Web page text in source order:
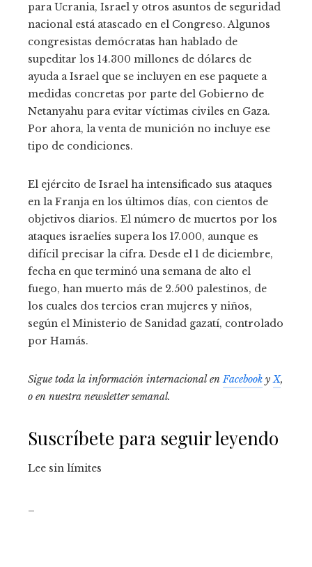
para Ucrania, Israel y otros asuntos de seguridad
nacional está atascado en el Congreso. Algunos
congresistas demócratas han hablado de
supeditar los 14.300 millones de dólares de
ayuda a Israel que se incluyen en ese paquete a
medidas concretas por parte del Gobierno de
Netanyahu para evitar víctimas civiles en Gaza.
Por ahora, la venta de munición no incluye ese
tipo de condiciones.
El ejército de Israel ha intensificado sus ataques
en la Franja en los últimos días, con cientos de
objetivos diarios. El número de muertos por los
ataques israelíes supera los 17.000, aunque es
difícil precisar la cifra. Desde el 1 de diciembre,
fecha en que terminó una semana de alto el
fuego, han muerto más de 2.500 palestinos, de
los cuales dos tercios eran mujeres y niños,
según el Ministerio de Sanidad gazatí, controlado
por Hamás.
Sigue toda la información internacional enFacebook yX,
o en nuestra newsletter semanal.
Suscríbete para seguir leyendo
Lee sin límites